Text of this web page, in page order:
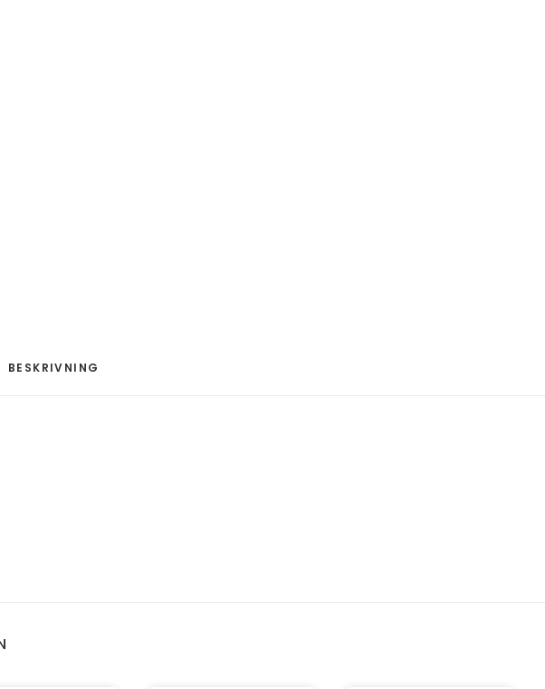
BESKRIVNING